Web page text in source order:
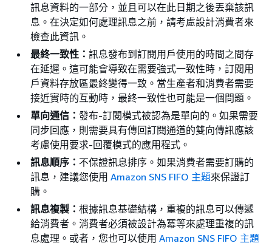
訊息資料的一部分，並且可以在此日期之後丟棄該訊
息。在決定如何處理訊息之前，請考慮設計消費者來
檢查此資訊。
最終一致性： 訊息發布到訂閱用戶使用的時間之間存
在延遲。這可能會導致在需要強式一致性時，訂閱用
戶資料存放區最終變得一致。當生產者和消費者需要
接近實時的互動時，最終一致性也可能是一個問題。
單向通信： 發布-訂閱模式被認為是單向的。如果需要
同步回應，則需要具有傳回訂閱通道的雙向傳訊應該
考慮使用要求-回覆模式的應用程式。
訊息順序： 不保證訊息排序。如果消費者需要訂購的
訊息，建議您使用 Amazon SNS FIFO 主題來保證訂
購。
訊息複製： 根據訊息基礎結構，重複的訊息可以傳遞
給消費者。消費者必須被設計為冪等來處理重複的訊
息處理。或者，您也可以使用 Amazon SNS FIFO 主題